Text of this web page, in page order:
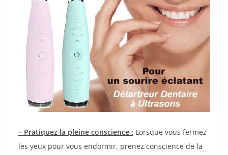
– Pratiquez la pleine conscience : Lorsque vous fermez
les yeux pour vous endormir, prenez conscience de la